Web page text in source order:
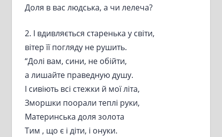
Доля в вас людська, а чи лелеча?
2. І вдивляється старенька у світи,
вітер її погляду не рушить.
“Долі вам, сини, не обійти,
а лишайте праведную душу.
І сивіють всі стежки й мої літа,
Зморшки поорали теплі руки,
Материнська доля золота
Тим , що є і діти, і онуки.